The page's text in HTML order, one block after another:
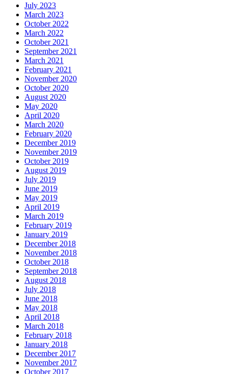
July 2023
March 2023
October 2022
March 2022
October 2021
September 2021
March 2021
February 2021
November 2020
October 2020
August 2020
May 2020
April 2020
March 2020
February 2020
December 2019
November 2019
October 2019
August 2019
July 2019
June 2019
May 2019
April 2019
March 2019
February 2019
January 2019
December 2018
November 2018
October 2018
September 2018
August 2018
July 2018
June 2018
May 2018
April 2018
March 2018
February 2018
January 2018
December 2017
November 2017
October 2017